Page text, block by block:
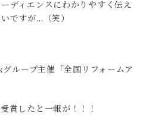
ディエンスにわかりやすく伝え
ですが…（笑）
ループ主催「全国リフォームア
賞したと一報が！！！